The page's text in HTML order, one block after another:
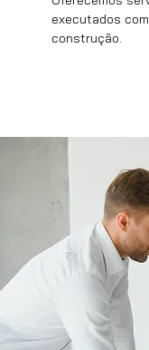
executados
construção.